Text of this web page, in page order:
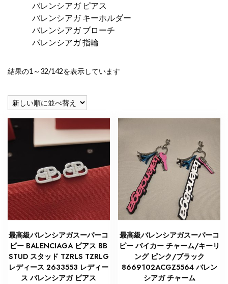
バレンシアガ ピアス
バレンシアガ キーホルダー
バレンシアガ ブローチ
バレンシアガ 指輪
結果の1～32/142を表示しています
最高級バレンシアガスーパーコ
ピー BALENCIAGA ピアス BB
STUD スタッド TZRLS TZRLG
レディース 2633553 レディー
ス バレンシアガ ピアス
最高級バレンシアガスーパーコ
ピー バイカー チャーム/キーリ
ング ピンク/ブラック
8669102ACGZ5564 バレン
シアガ チャーム